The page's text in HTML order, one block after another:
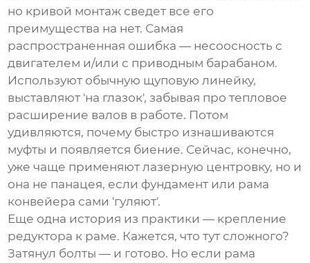
но кривой монтаж сведет все его
преимущества на нет. Самая
распространенная ошибка — несоосность с
двигателем и/или с приводным барабаном.
Используют обычную щуповую линейку,
выставляют 'на глазок', забывая про тепловое
расширение валов в работе. Потом
удивляются, почему быстро изнашиваются
муфты и появляется биение. Сейчас, конечно,
уже чаще применяют лазерную центровку, но и
она не панацея, если фундамент или рама
конвейера сами 'гуляют'.
Еще одна история из практики — крепление
редуктора к раме. Кажется, что тут сложного?
Затянул болты — и готово. Но если рама